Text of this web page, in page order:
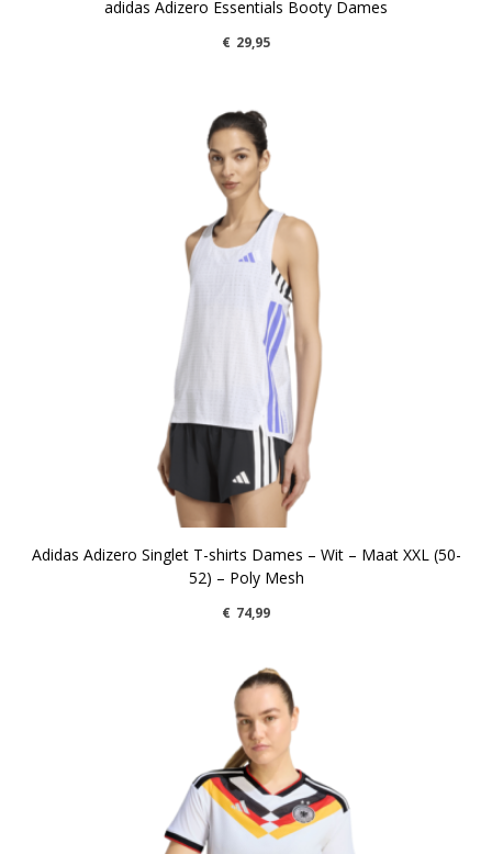
adidas Adizero Essentials Booty Dames
€ 29,95
Adidas Adizero Singlet T-shirts Dames – Wit – Maat XXL (50-
52) – Poly Mesh
€ 74,99